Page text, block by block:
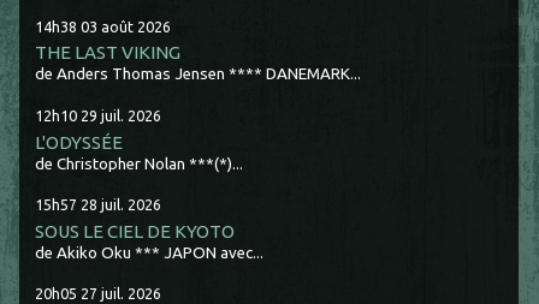
14h38 03 août 2026
THE LAST VIKING
de Anders Thomas Jensen **** DANEMARK...
12h10 29 juil. 2026
L'ODYSSÉE
de Christopher Nolan ***(*)...
15h57 28 juil. 2026
SOUS LE CIEL DE KYOTO
de Akiko Oku *** JAPON avec...
20h05 27 juil. 2026